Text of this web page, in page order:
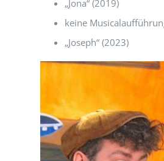
„Jona“ (2019)
keine
„Joseph“ (2023)